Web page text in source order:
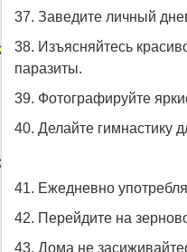
37. Заведите личный
38. Изъясняйтесь
паразиты.
39. Фотографируйте
40. Делайте гимнастику
41. Ежедневно
42. Перейдите на
43. Дома не